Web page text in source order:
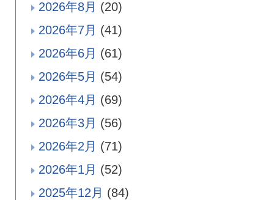
2026年8月 (20)
2026年7月 (41)
2026年6月 (61)
2026年5月 (54)
2026年4月 (69)
2026年3月 (56)
2026年2月 (71)
2026年1月 (52)
2025年12月 (84)